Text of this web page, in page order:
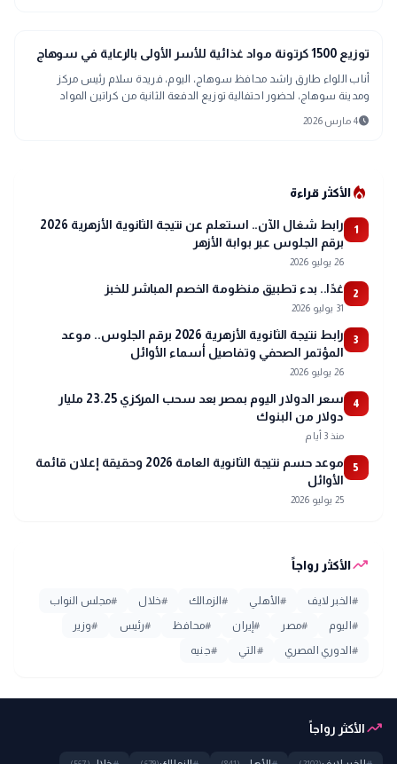
map
أخبار المحافظات
توزيع 1500 كرتونة مواد غذائية للأسر الأولى بالرعاية في سوهاج
أناب اللواء طارق راشد محافظ سوهاج، اليوم، فريدة سلام رئيس مركز
ومدينة سوهاج، لحضور احتفالية توزيع الدفعة الثانية من كراتين المواد
الغذائية التي تنظمها
schedule4 مارس 2026
local_fire_departmentالأكثر قراءة
1
رابط شغال الآن.. استعلم عن نتيجة الثانوية الأزهرية 2026
برقم الجلوس عبر بوابة الأزهر
26 يوليو 2026
2 غدًا.. بدء تطبيق منظومة الخصم المباشر للخبز
31 يوليو 2026
3
رابط نتيجة الثانوية الأزهرية 2026 برقم الجلوس.. موعد
المؤتمر الصحفي وتفاصيل أسماء الأوائل
26 يوليو 2026
4
سعر الدولار اليوم بمصر بعد سحب المركزي 23.25 مليار
دولار من البنوك
منذ 3 أيام
5
موعد حسم نتيجة الثانوية العامة 2026 وحقيقة إعلان قائمة
الأوائل
25 يوليو 2026
trending_upالأكثر رواجاً
# الخبر لايف #الأهلي #الزمالك #خلال #مجلس النواب
# اليوم #مصر #إيران #محافظ #رئيس #وزير
# الدوري المصري # التي #جنيه
trending_upالأكثر رواجاً